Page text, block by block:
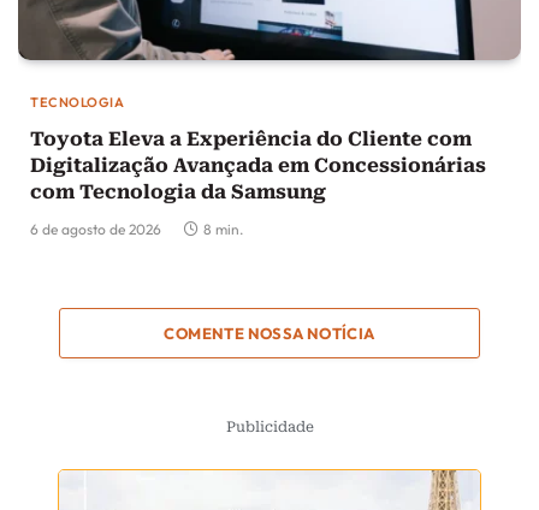
TECNOLOGIA
Toyota Eleva a Experiência do Cliente com
Digitalização Avançada em Concessionárias
com Tecnologia da Samsung
6 de agosto de 2026 8 min.
COMENTE NOSSA NOTÍCIA
Publicidade